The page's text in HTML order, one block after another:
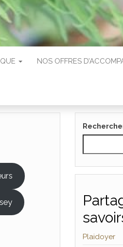
NOS OFFRES
Plaidoyer